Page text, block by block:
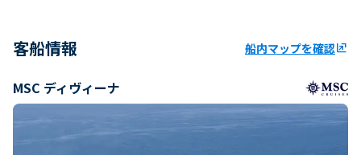
客船情報 船内マップを確認ungroup
MSC ディヴィーナ